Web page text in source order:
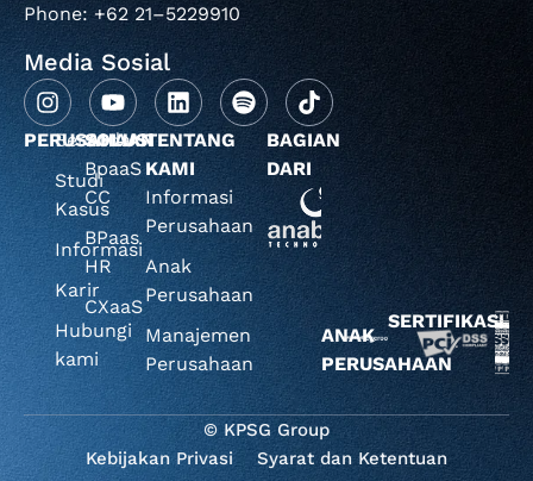
Phone: +62 21–5229910
Media Sosial
PERUSAHAAN
Beranda
Studi
Kasus
Informasi
Karir
Hubungi
kami
TENTANG
KAMI
Informasi
Perusahaan
Anak
Perusahaan
Manajemen
Perusahaan
SOLUSI
BpaaS
CC
BPaas
HR
CXaaS
BAGIAN
DARI
ANAK
PERUSAHAAN
SERTIFIKASI
© KPSG Group
Kebijakan Privasi
Syarat dan Ketentuan